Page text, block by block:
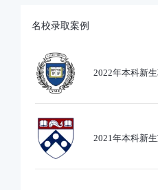
名校录取案例
2022年本科新
2021年本科新